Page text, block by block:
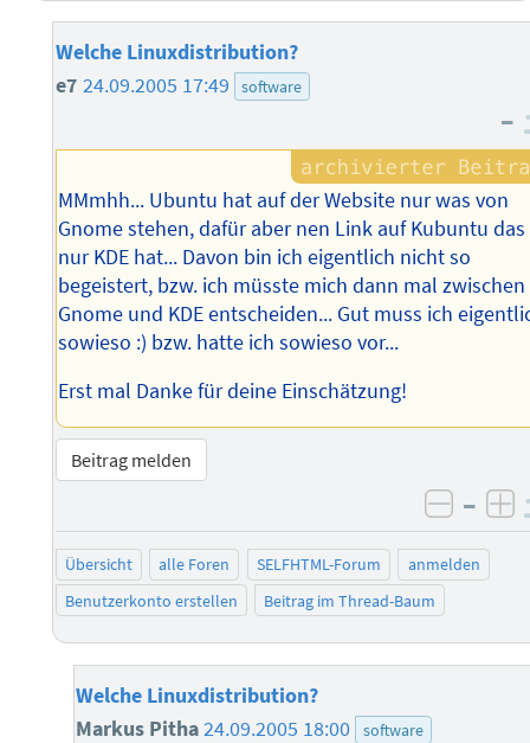
Welche Linuxdistribution?
e7 24.09.2005 17:49 software
–
MMmhh... Ubuntu hat auf der Website nur was von
Gnome stehen, dafür aber nen Link auf Kubuntu das
nur KDE hat... Davon bin ich eigentlich nicht so
begeistert, bzw. ich müsste mich dann mal zwischen
Gnome und KDE entscheiden... Gut muss ich
sowieso :) bzw. hatte ich sowieso vor...
Erst mal Danke für deine Einschätzung!
Beitrag melden
–
Übersicht alle Foren SELFHTML-Forum
anmelden
Benutzerkonto erstellen
Beitrag im Thread-Baum
Welche Linuxdistribution?
Markus Pitha24.09.2005 18:00 software